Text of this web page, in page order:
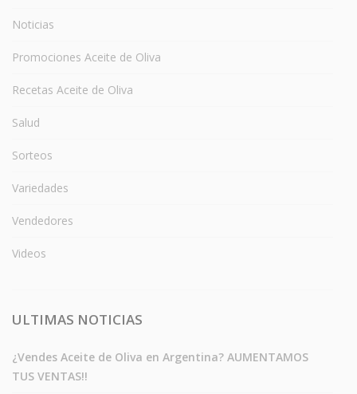
Noticias
Promociones Aceite de Oliva
Recetas Aceite de Oliva
Salud
Sorteos
Variedades
Vendedores
Videos
ULTIMAS NOTICIAS
¿Vendes Aceite de Oliva en Argentina? AUMENTAMOS
TUS VENTAS!!